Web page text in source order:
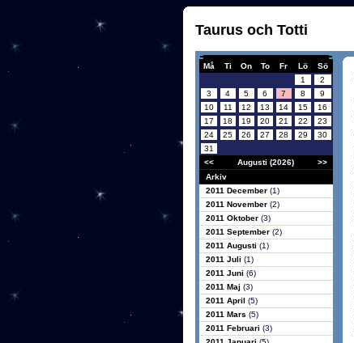
Taurus och Totti
Må Ti On To Fr Lö
Sö
1
2
3
4 5 6 7 8
9
10
11 12 13 14 15
16
17
18 19 20 21 22
23
24
25 26 27 28 29
30
31
<<
Augusti (2026)
>>
Arkiv
2011 December (1)
2011 November (2)
2011 Oktober (3)
2011 September (2)
2011 Augusti (1)
2011 Juli (1)
2011 Juni (6)
2011 Maj (3)
2011 April (5)
2011 Mars (5)
2011 Februari (3)